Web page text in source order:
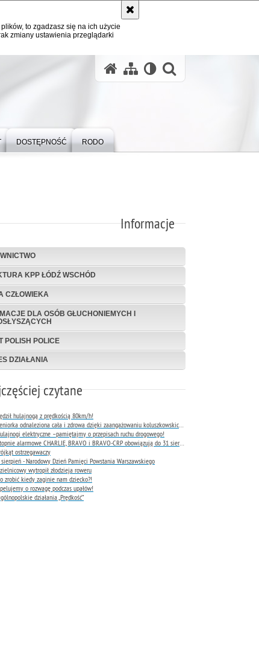
to zgadzasz się na ich użycie
zmiany ustawienia przeglądarki
DOSTĘPNOŚĆ RODO
Informacje
KPP ŁÓDŹ WSCHÓD
CZŁOWIEKA
DLA OSÓB GŁUCHONIEMYCH I
POLISH POLICE
DZIAŁANIA
czytane
hulajnogą z prędkością 80km/h!
elektryczne –pamiętajmy o przepisach ruchu drogowego!
Stopnie alarmowe CHARLIE, BRAVO i BRAVO-CRP obowiązują do 31 sierpnia 2026 r.
ostrzegawaczy
sierpień - Narodowy Dzień Pamięci Powstania Warszawskiego
wytropił złodzieja roweru
zrobić kiedy zaginie nam dziecko?!
o rozwagę podczas upałów!
działania „Prędkość”